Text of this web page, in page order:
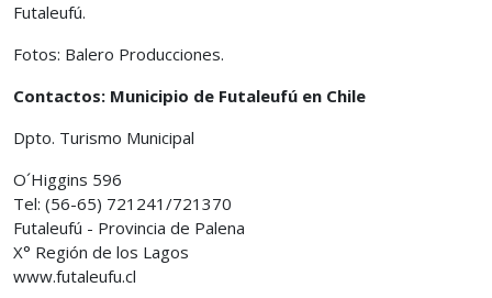
Futaleufú.
Fotos: Balero Producciones.
Contactos: Municipio de Futaleufú en Chile
Dpto. Turismo Municipal
O´Higgins 596
Tel: (56-65) 721241/721370
Futaleufú - Provincia de Palena
X° Región de los Lagos
www.futaleufu.cl